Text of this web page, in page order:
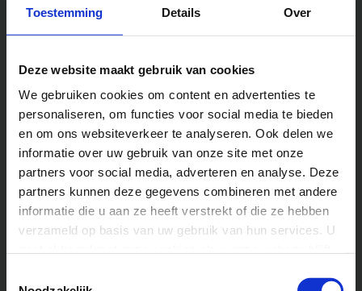
Toestemming Details Over
Deze website maakt gebruik van cookies
We gebruiken cookies om content en advertenties te
personaliseren, om functies voor social media te bieden
en om ons websiteverkeer te analyseren. Ook delen we
informatie over uw gebruik van onze site met onze
partners voor social media, adverteren en analyse. Deze
partners kunnen deze gegevens combineren met andere
informatie die u aan ze heeft verstrekt of die ze hebben
verzameld op basis van uw gebruik van hun services. U
De interactie met dieren, in het bijzonder, kan een
unieke en onvervangbare rol spelen in deze
speelboerderijen, plaatsen waar kinderen kunnen
spelen en leren met een verscheidenheid aan dieren,
essentieel zijn voor het opgroeiende kind.
Wat is een speelboerderij?
Een speelboerderij is een omgeving die kinderen de kans
geeft om zich te mengen met het boerenleven, met
direct contact met dieren en de natuur. Het is een
educatieve ruimte waar spelen en leren hand in hand
voeren en het gedrag van dieren te bestuderen, en dit